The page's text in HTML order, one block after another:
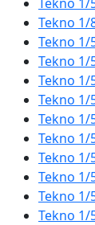
Tekno
Tekno 1/
Tekno 1/
Tekno 1/
Tekno 1/
Tekno 1/
Tekno 1/
Tekno 1/
Tekno 1/
Tekno 1/
Tekno 1/